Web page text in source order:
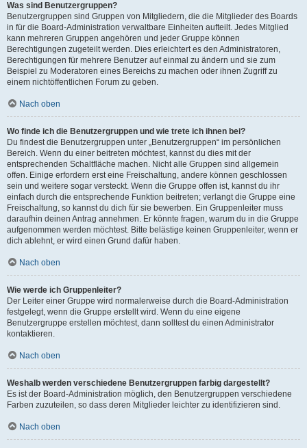
Was sind Benutzergruppen?
Benutzergruppen sind Gruppen von Mitgliedern, die die Mitglieder des Boards
in für die Board-Administration verwaltbare Einheiten aufteilt. Jedes Mitglied
kann mehreren Gruppen angehören und jeder Gruppe können
Berechtigungen zugeteilt werden. Dies erleichtert es den Administratoren,
Berechtigungen für mehrere Benutzer auf einmal zu ändern und sie zum
Beispiel zu Moderatoren eines Bereichs zu machen oder ihnen Zugriff zu
einem nichtöffentlichen Forum zu geben.
Nach oben
Wo finde ich die Benutzergruppen und wie trete ich ihnen bei?
Du findest die Benutzergruppen unter „Benutzergruppen“ im persönlichen
Bereich. Wenn du einer beitreten möchtest, kannst du dies mit der
entsprechenden Schaltfläche machen. Nicht alle Gruppen sind allgemein
offen. Einige erfordern erst eine Freischaltung, andere können geschlossen
sein und weitere sogar versteckt. Wenn die Gruppe offen ist, kannst du ihr
einfach durch die entsprechende Funktion beitreten; verlangt die Gruppe eine
Freischaltung, so kannst du dich für sie bewerben. Ein Gruppenleiter muss
daraufhin deinen Antrag annehmen. Er könnte fragen, warum du in die Gruppe
aufgenommen werden möchtest. Bitte belästige keinen Gruppenleiter, wenn er
dich ablehnt, er wird einen Grund dafür haben.
Nach oben
Wie werde ich Gruppenleiter?
Der Leiter einer Gruppe wird normalerweise durch die Board-Administration
festgelegt, wenn die Gruppe erstellt wird. Wenn du eine eigene
Benutzergruppe erstellen möchtest, dann solltest du einen Administrator
kontaktieren.
Nach oben
Weshalb werden verschiedene Benutzergruppen farbig dargestellt?
Es ist der Board-Administration möglich, den Benutzergruppen verschiedene
Farben zuzuteilen, so dass deren Mitglieder leichter zu identifizieren sind.
Nach oben